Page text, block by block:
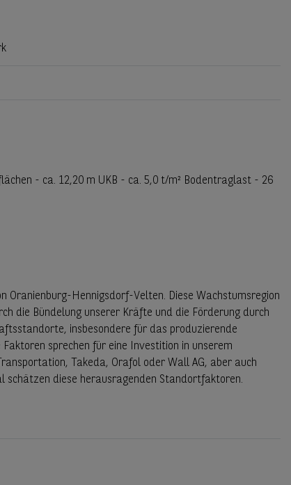
- ca. 12,20 m UKB - ca. 5,0 t/m² Bodentraglast - 26
Oranienburg-Hennigsdorf-Velten. Diese Wachstumsregion
die Bündelung unserer Kräfte und die Förderung durch
insbesondere für das produzierende
sprechen für eine Investition in unserem
Takeda, Orafol oder Wall AG, aber auch
schätzen diese herausragenden Standortfaktoren.